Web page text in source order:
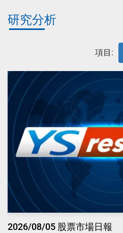
研究分析
項目:
2026/08/05 股票市場日報